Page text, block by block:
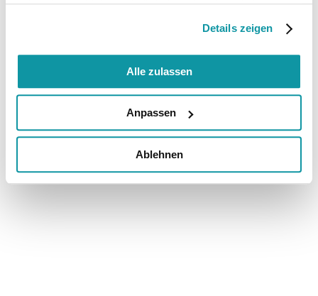
Details zeigen
Alle zulassen
Anpassen
Ablehnen